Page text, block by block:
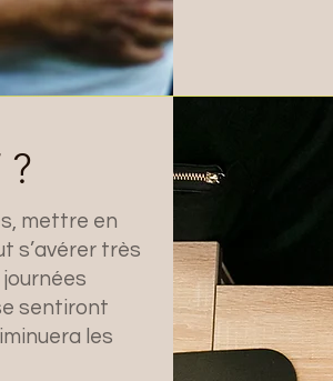
mettre en
s’avérer très
sentiront
les